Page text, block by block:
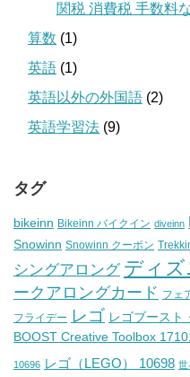
関税 消費税 手数料
算数 (1)
英語 (1)
英語以外の外国語 (2)
英語学習法 (9)
タグ
bikeinn Bikeinn バイクイン diveinn
Snowinn Snowinn クーポン
シングアロング ディ
ークアロングカード フェ
フライデー レゴ レゴブースト
BOOST Creative Toolbox
10696 レゴ（LEGO） 10698 世